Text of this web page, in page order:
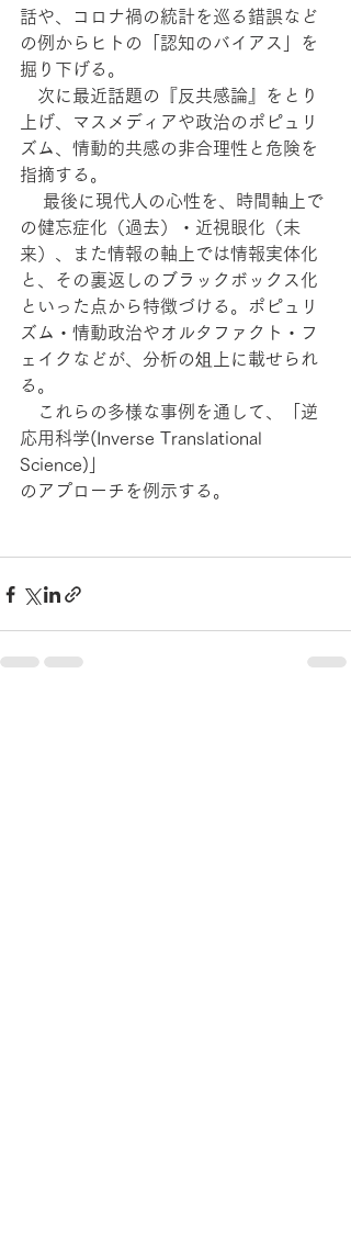
話や、コロナ禍の統計を巡る錯誤など
の例からヒトの「認知のバイアス」を
掘り下げる。
次に最近話題の『反共感論』をとり
上げ、マスメディアや政治のポピュリ
ズム、情動的共感の非合理性と危険を
指摘する。
の健忘症化（過去）・近視眼化（未
来）、また情報の軸上では情報実体化
と、その裏返しのブラックボックス化
といった点から特徴づける。ポピュリ
ズム・情動政治やオルタファクト・フ
ェイクなどが、分析の俎上に載せられ
る。
これらの多様な事例を通して、「逆
応用科学(Inverse Translational
Science)」
のアプローチを例示する。